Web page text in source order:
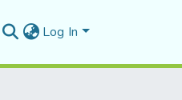
Log In